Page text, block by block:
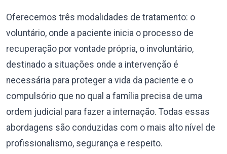
Oferecemos três modalidades de tratamento: o
voluntário, onde a paciente inicia o processo de
recuperação por vontade própria, o involuntário,
destinado a situações onde a intervenção é
necessária para proteger a vida da paciente e o
compulsório que no qual a família precisa de uma
ordem judicial para fazer a internação. Todas essas
abordagens são conduzidas com o mais alto nível de
profissionalismo, segurança e respeito.